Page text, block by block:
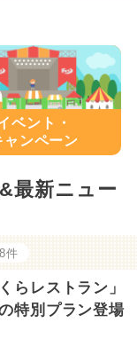
ベント・
ャンペーン
最新ニュー
件
らレストラン」
特別プラン登場